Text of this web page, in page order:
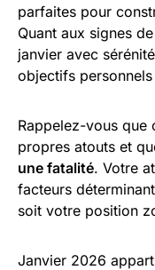
parfaites pour
Quant aux signes
janvier avec
objectifs
Rappelez-vous que
propres atouts et
une fatalité. Votre
facteurs
soit votre position
Janvier 2026